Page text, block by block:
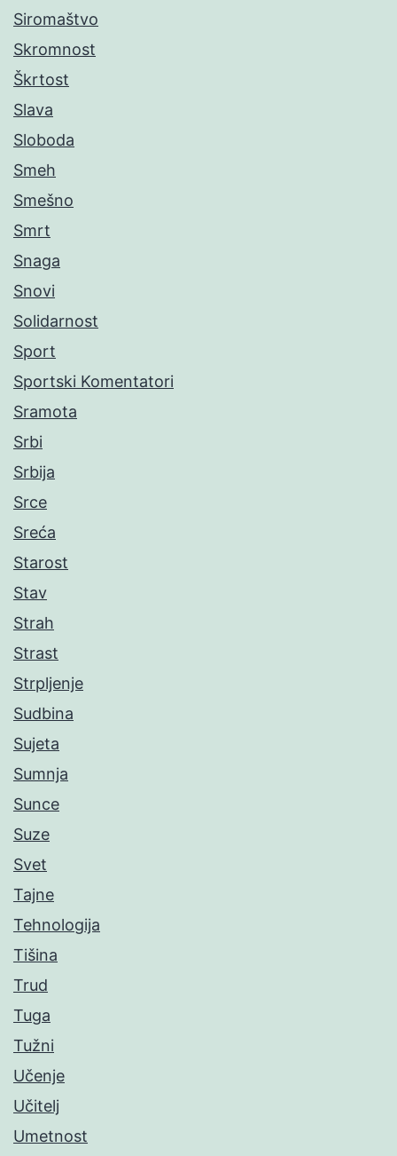
Siromaštvo
Skromnost
Škrtost
Slava
Sloboda
Smeh
Smešno
Smrt
Snaga
Snovi
Solidarnost
Sport
Sportski Komentatori
Sramota
Srbi
Srbija
Srce
Sreća
Starost
Stav
Strah
Strast
Strpljenje
Sudbina
Sujeta
Sumnja
Sunce
Suze
Svet
Tajne
Tehnologija
Tišina
Trud
Tuga
Tužni
Učenje
Učitelj
Umetnost